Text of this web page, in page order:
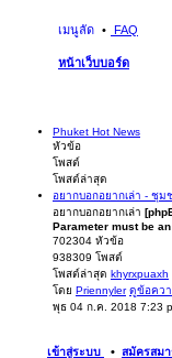
เมนูลัด FAQ
หน้าเว็บบอร์ด
Phuket Hot News
หัวข้อ
โพสต์
โพสต์ล่าสุด
อยากบอกอยากเล่า - ชุม
อยากบอกอยากเล่า
Parameter must be
702304 หัวข้อ
938309 โพสต์
โพสต์ล่าสุด khyrxpuaxh
โดย Priennyler ดูข้อคว
พุธ 04 ก.ค. 2018 7:23
เข้าสู่ระบบ • สมัครสม